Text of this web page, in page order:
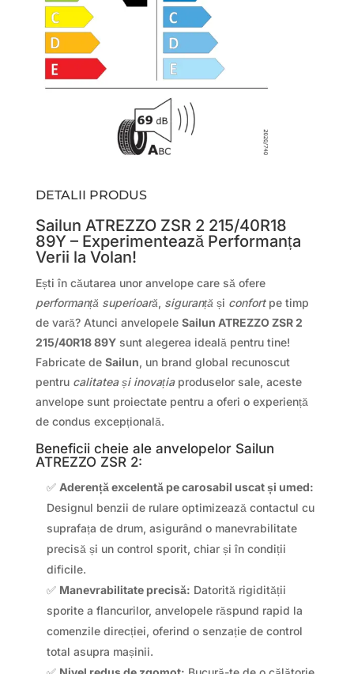
DETALII PRODUS
Sailun ATREZZO ZSR 2 215/40R18
89Y – Experimentează Performanța
Verii la Volan!
Ești în căutarea unor anvelope care să ofere
performanță superioară, siguranță și confortpe timp
de vară? Atunci anvelopele Sailun ATREZZO ZSR 2
215/40R18 89Ysunt alegerea ideală pentru tine!
Fabricate de Sailun, un brand global recunoscut
pentru calitatea și inovațiaproduselor sale, aceste
anvelope sunt proiectate pentru a oferi o experiență
de condus excepțională.
Beneficii cheie ale anvelopelor Sailun
ATREZZO ZSR 2:
✅ Aderență excelentă pe carosabil uscat și umed:
Designul benzii de rulare optimizează contactul cu
suprafața de drum, asigurând o manevrabilitate
precisă și un control sporit, chiar și în condiții
dificile.
✅ Manevrabilitate precisă: Datorită rigidității
sporite a flancurilor, anvelopele răspund rapid la
comenzile direcției, oferind o senzație de control
total asupra mașinii.